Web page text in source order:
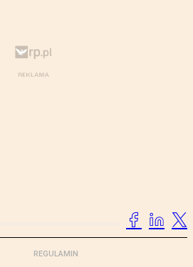
REGULAMIN